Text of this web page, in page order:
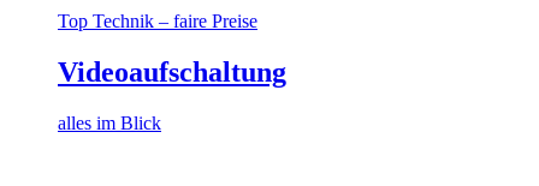
Top Technik – faire Preise
Videoaufschaltung
alles im Blick